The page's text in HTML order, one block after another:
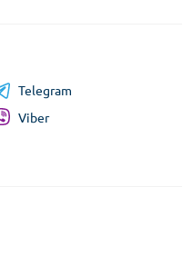
Telegram
Viber